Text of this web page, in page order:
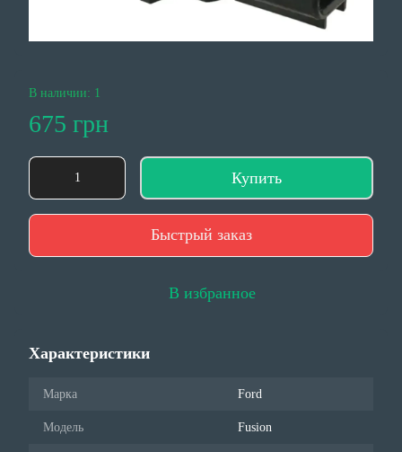
В наличии: 1
675 грн
Купить
Быстрый заказ
В избранное
Характеристики
Марка Ford
Модель Fusion